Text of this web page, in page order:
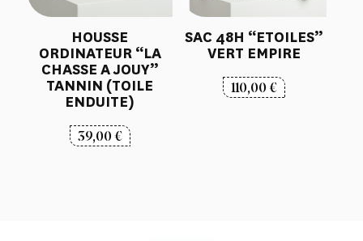
HOUSSE
ORDINATEUR “LA
CHASSE A JOUY”
TANNIN (TOILE
ENDUITE)
39,00€
SAC 48H “ETOILES”
VERT EMPIRE
110,00€